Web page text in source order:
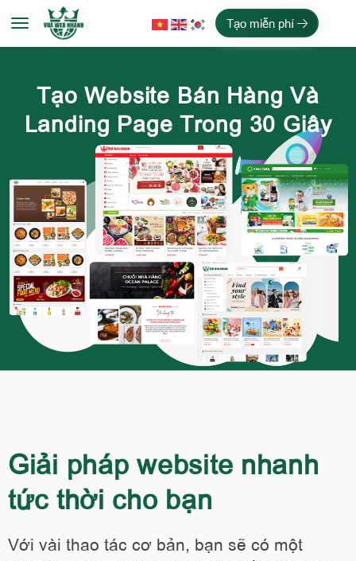
Tạo miễn phí
Tạo Website Bán Hàng Và
Landing Page Trong 30 Giây
Giải pháp website nhanh
tức thời cho bạn
Với vài thao tác cơ bản, bạn sẽ có một